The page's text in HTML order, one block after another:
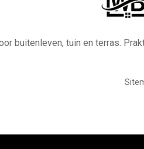
buitenleven, tuin en terras.